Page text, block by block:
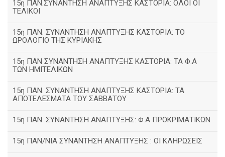
15η ΠΑΝ.ΣΥΝΑΝΤΗΣΗ ΑΝΑΠΤΥΞΗΣ ΚΑΣΤΟΡΙΑ: ΟΛΟΙ ΟΙ
ΤΕΛΙΚΟΙ
15η ΠΑΝ. ΣΥΝΑΝΤΗΣΗ ΑΝΑΠΤΥΞΗΣ ΚΑΣΤΟΡΙΑ: ΤΟ
ΩΡΟΛΟΓΙΟ ΤΗΣ ΚΥΡΙΑΚΗΣ
15η ΠΑΝ ΣΥΝΑΝΤΗΣΗ ΑΝΑΠΤΥΞΗΣ ΚΑΣΤΟΡΙΑ: ΤΑ Φ.Α
ΤΩΝ ΗΜΙΤΕΛΙΚΩΝ
15η ΠΑΝ. ΣΥΝΑΝΤΗΣΗ ΑΝΑΠΤΥΞΗΣ ΚΑΣΤΟΡΙΑ: ΤΑ
ΑΠΟΤΕΛΕΣΜΑΤΑ ΤΟΥ ΣΑΒΒΑΤΟΥ
15η ΠΑΝ. ΣΥΝΑΝΤΗΣΗ ΑΝΑΠΤΥΞΗΣ: Φ.Α ΠΡΟΚΡΙΜΑΤΙΚΩΝ
15η ΠΑΝ/ΝΙΑ ΣΥΝΑΝΤΗΣΗ ΑΝΑΠΤΥΞΗΣ : ΟΙ ΚΛΗΡΩΣΕΙΣ